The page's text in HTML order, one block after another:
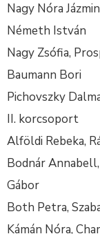
Nagy Nóra
Németh István
Nagy Zsófia,
Baumann Bori
Pichovszky
II. korcsoport
Alföldi Rebeka,
Bodnár
Gábor
Both Petra,
Kámán Nóra,